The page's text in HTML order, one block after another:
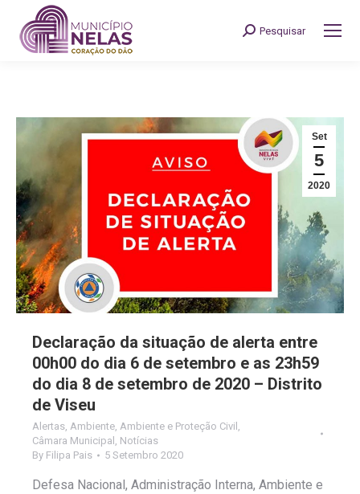
Search:
Pesquisar
Set
5
2020
Declaração da situação de alerta entre
00h00 do dia 6 de setembro e as 23h59
do dia 8 de setembro de 2020 – Distrito
de Viseu
Alertas, Ambiente, Ambiente e Proteção Civil ,
Câmara Municipal , Notícias
By Filipa Pais 5 Setembro 2020
Defesa Nacional, Administração Interna, Ambiente e